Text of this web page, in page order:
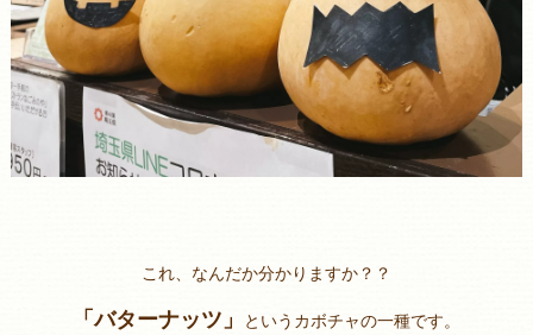
これ、なんだか分かりますか？？
「バターナッツ」
というカボチャの一種です。